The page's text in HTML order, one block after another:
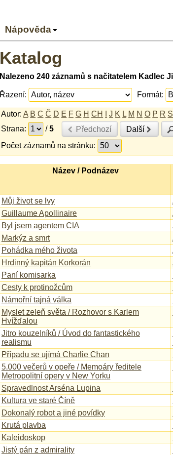
Nápověda
Katalog
Nalezeno 240 záznamů s načitatelem Kadlec
Řazení: Formát:
Autor:A B C Č D E F G H CH J K L M N O P R S
Strana:
/5 Předchozí Další
Počet záznamů na stránku:
Název / Podnázev
Můj život se lvy
Guillaume Apollinaire
Byl jsem agentem CIA
Markýz a smrt
Pohádka mého života
Hrdinný kapitán Korkorán
Paní komisarka
Cesty k protinožcům
Námořní tajná válka
Myslet zeleň světa / Rozhovor s Karlem
Hvížďalou
Jitro kouzelníků / Úvod do fantastického
realismu
Případu se ujímá Charlie Chan
5.000 večerů v opeře / Memoáry ředitele
Metropolitní opery v New Yorku
Spravedlnost Arséna Lupina
Kultura ve staré Číně
Dokonalý robot a jiné povídky
Krutá plavba
Kaleidoskop
Jistý pán z admirality